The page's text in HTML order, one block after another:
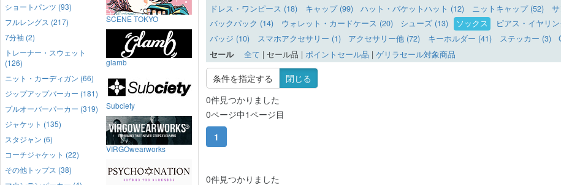
ドレス・ワンピース (18)
キャップ (99) ハット・バケットハット (12) ニットキャップ (52)
バックパック (14)
ウォレット・カードケース (20) シューズ (13) ソックス ピアス・イヤリ
バッジ (10)
スマホアクセサリー (1) アクセサリー他 (72) キーホルダー (41) ステッカー (3)
セール
全て | セール品 | ポイントセール品 | ゲリラセール対象商品
条件を指定する
閉じる
0件見つかりました
0ページ中1ページ目
1
0件見つかりました
ショートパンツ (93)
フルレングス (217)
7分袖 (2)
トレーナー・スウェット
(126)
ニット・カーディガン (66)
ジップアップパーカー (181)
プルオーバーパーカー (319)
ジャケット (135)
スタジャン (6)
コーチジャケット (22)
その他トップス (38)
SCENE TOKYO
glamb
Subciety
VIRGOwearworks